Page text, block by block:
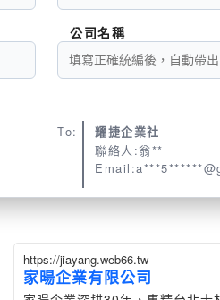
公司名稱
To:
耀捷企業社
聯絡人:翁**
https://jiayang.web66.tw
家暘企業有限公司